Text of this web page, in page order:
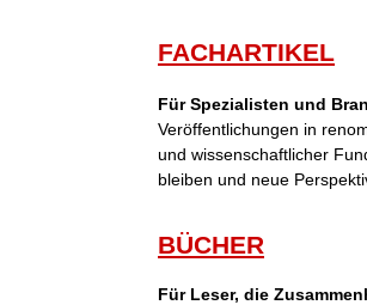
FACHARTIKEL
Für Spezialisten und
Veröffentlichungen in
und wissenschaftlicher
bleiben und neue
BÜCHER
Für Leser, die